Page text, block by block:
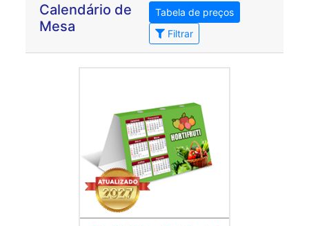
Calendário de
Mesa
Tabela de preços
Filtrar